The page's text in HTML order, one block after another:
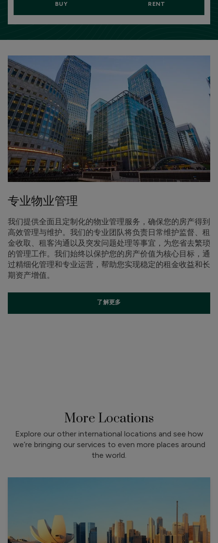
BUY RENT
专业物业管理
我们提供全面且定制化的物业管理服务，确保您的房产得到
高效管理与维护。我们的专业团队将负责日常维护监督、租
金收取、租客沟通以及突发问题处理等事宜，为您省去繁琐
的管理工作。我们始终以保护您的房产价值为核心目标，通
过精细化管理和专业运营，帮助您实现稳定的租金收益和长
期资产增值。
了解更多
More Locations
Explore our other international locations and see how
we’re bringing our services to even more places around
the world.